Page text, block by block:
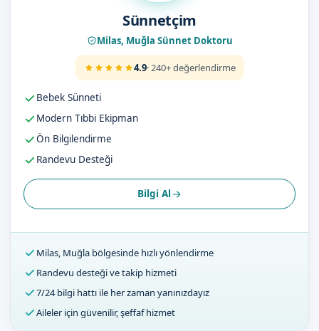
Sünnetçim
Milas, Muğla Sünnet Doktoru
4.9· 240+ değerlendirme
Bebek Sünneti
Modern Tıbbi Ekipman
Ön Bilgilendirme
Randevu Desteği
Bilgi Al
Milas, Muğla bölgesinde hızlı yönlendirme
Randevu desteği ve takip hizmeti
7/24 bilgi hattı ile her zaman yanınızdayız
Aileler için güvenilir, şeffaf hizmet